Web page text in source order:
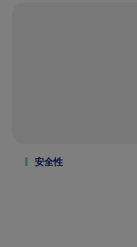
安全性